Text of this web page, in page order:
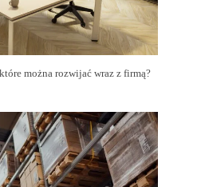
można rozwijać wraz z firmą?